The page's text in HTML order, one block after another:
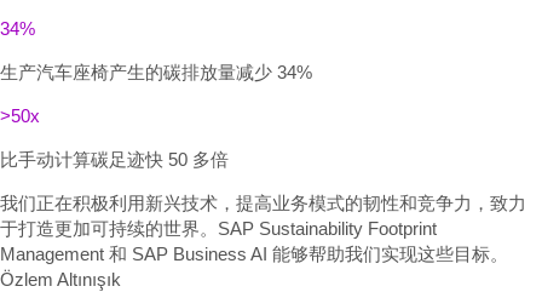
34%
生产汽车座椅产生的碳排放量减少 34%
>50x
比手动计算碳足迹快 50 多倍
我们正在积极利用新兴技术，提高业务模式的韧性和竞争力，致力
于打造更加可持续的世界。SAP Sustainability Footprint
Management 和 SAP Business AI 能够帮助我们实现这些目标。
Özlem Altınışık